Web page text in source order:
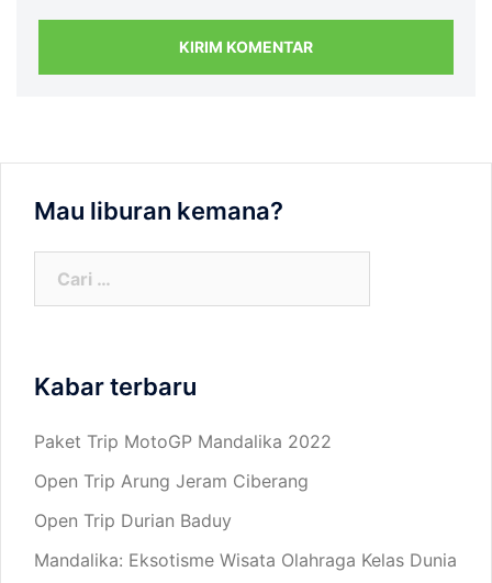
Mau liburan kemana?
Kabar terbaru
Paket Trip MotoGP Mandalika 2022
Open Trip Arung Jeram Ciberang
Open Trip Durian Baduy
Mandalika: Eksotisme Wisata Olahraga Kelas Dunia